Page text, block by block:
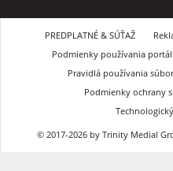
PREDPLATNÉ & SÚŤAŽ
Podmienky používania
Pravidlá používania
Podmienky ochrany
© 2017-2026 by Trinity Medial